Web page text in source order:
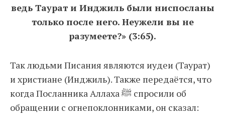
ведь Таурат и Инджиль были ниспосланы
только после него. Неужели вы не
разумеете?» (3:65).
Так людьми Писания являются иудеи (Таурат)
и христиане (Инджиль). Также передаётся, что
когда Посланника Аллаха ﷺ спросили об
обращении с огнепоклонниками, он сказал: